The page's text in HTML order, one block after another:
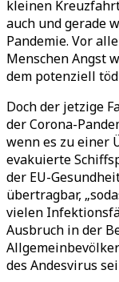
kleinen
auch und gerade
Pandemie. Vor
Menschen Angst
dem potenziell
Doch der jetzige
der Corona-
wenn es zu einer
evakuierte
der EU-
übertragbar,
vielen
Ausbruch in der
des Andesvirus